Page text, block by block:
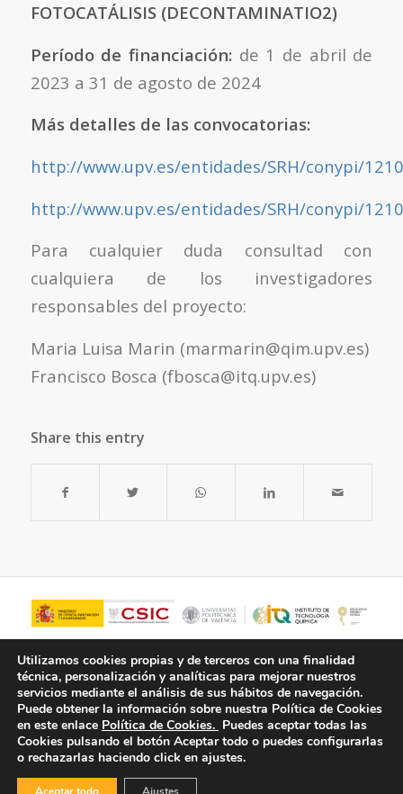
FOTOCATÁLISIS (DECONTAMINATIO2)
Período de financiación: de 1 de abril de
2023 a 31 de agosto de 2024
Más detalles de las convocatorias:
http://www.upv.es/entidades/SRH/conypi/
http://www.upv.es/entidades/SRH/conypi/
Para cualquier duda consultad con
cualquiera de los investigadores
responsables del proyecto:
Maria Luisa Marin (marmarin@qim.upv.es)
Francisco Bosca (fbosca@itq.upv.es)
Share this entry
© Copyright - ITQ - Política de Privacidad
Utilizamos cookies propias y de terceros con una finalidad
técnica, personalización y analíticas para mejorar nuestros
servicios mediante el análisis de sus hábitos de navegación.
Puede obtener la información sobre nuestra Política de Cookies
en este enlace Política de Cookies. Puedes aceptar todas las
Cookies pulsando el botón Aceptar todo o puedes configurarlas
o rechazarlas haciendo click en ajustes.